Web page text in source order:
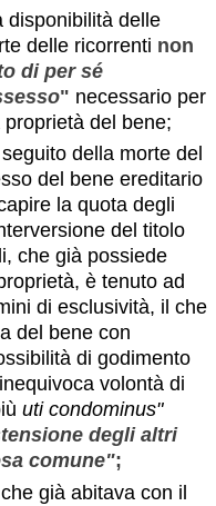
disponibilità delle
delle ricorrenti non
di per sé
" necessario per
del bene;
della morte del
del bene ereditario
la quota degli
del titolo
che già possiede
è tenuto ad
di esclusività, il che
del bene con
di godimento
volontà di
uti condominus"
degli altri
comune";
già abitava con il